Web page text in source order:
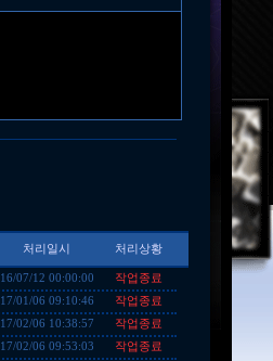
처리일시 처리상황
16/07/12 00:00:00
작업종료
17/01/06 09:10:46
작업종료
17/02/06 10:38:57
작업종료
17/02/06 09:53:03
작업종료